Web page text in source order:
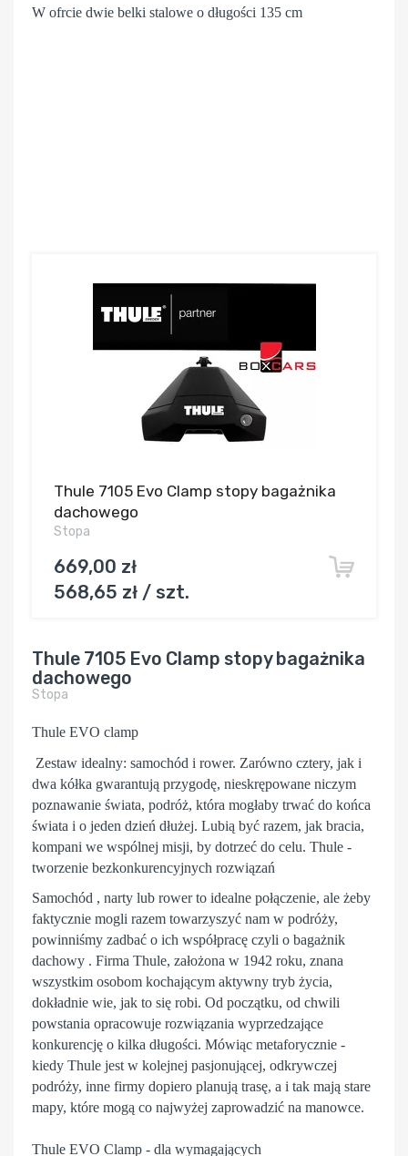
W ofrcie dwie belki stalowe o długości 135 cm
Thule 7105 Evo Clamp stopy bagażnika
dachowego
Stopa
669,00 zł
568,65 zł / szt.
Thule 7105 Evo Clamp stopy bagażnika
dachowego
Stopa
Thule EVO clamp
Zestaw idealny: samochód i rower. Zarówno cztery, jak i
dwa kółka gwarantują przygodę, nieskrępowane niczym
poznawanie świata, podróż, która mogłaby trwać do końca
świata i o jeden dzień dłużej. Lubią być razem, jak bracia,
kompani we wspólnej misji, by dotrzeć do celu. Thule -
tworzenie bezkonkurencyjnych rozwiązań
Samochód , narty lub rower to idealne połączenie, ale żeby
faktycznie mogli razem towarzyszyć nam w podróży,
powinniśmy zadbać o ich współpracę czyli o bagażnik
dachowy . Firma Thule, założona w 1942 roku, znana
wszystkim osobom kochającym aktywny tryb życia,
dokładnie wie, jak to się robi. Od początku, od chwili
powstania opracowuje rozwiązania wyprzedzające
konkurencję o kilka długości. Mówiąc metaforycznie -
kiedy Thule jest w kolejnej pasjonującej, odkrywczej
podróży, inne firmy dopiero planują trasę, a i tak mają stare
mapy, które mogą co najwyżej zaprowadzić na manowce.
Thule EVO Clamp - dla wymagających